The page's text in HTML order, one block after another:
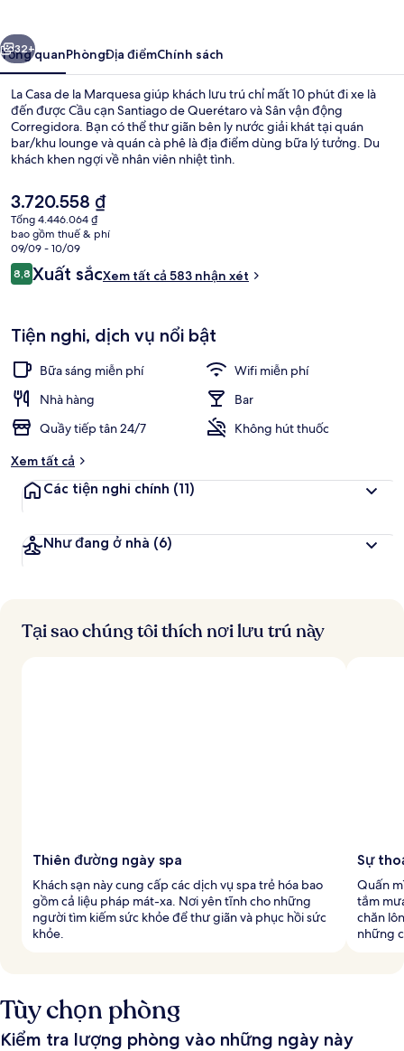
Marquesa
Tiếp
32+
Tổng quanPhòngĐịa điểmChính sách
La Casa de la Marquesa giúp khách lưu trú chỉ mất 10 phút đi xe là
đến được Cầu cạn Santiago de Querétaro và Sân vận động
Corregidora. Bạn có thể thư giãn bên ly nước giải khát tại quán
bar/khu lounge và quán cà phê là địa điểm dùng bữa lý tưởng. Du
khách khen ngợi về nhân viên nhiệt tình.
Giá
hiện
tại
là
3.720.558 ₫
3.720.558 ₫
Tổng 4.446.064 ₫
bao gồm thuế & phí
09/09 - 10/09
Nhận
xét
8,88,8 trên 10,
Xuất sắcXem tất cả 583 nhận xét
Tiện nghi, dịch vụ nổi bật
Bữa sáng miễn phí
Wifi miễn phí
Nhà hàng
Bar
Quầy tiếp tân 24/7
Không hút thuốc
Xem tất cả
Các tiện nghi chính (11)
Như đang ở nhà (6)
Tại sao chúng tôi thích nơi lưu trú này
Thiên đường ngày spa
Khách sạn này cung cấp các dịch vụ spa trẻ hóa bao
gồm cả liệu pháp mát-xa. Nơi yên tĩnh cho những
người tìm kiếm sức khỏe để thư giãn và phục hồi sức
khỏe.
Sự
Quấn
tắm
chăn
những
Tùy chọn phòng
Kiểm tra lượng phòng vào những ngày này